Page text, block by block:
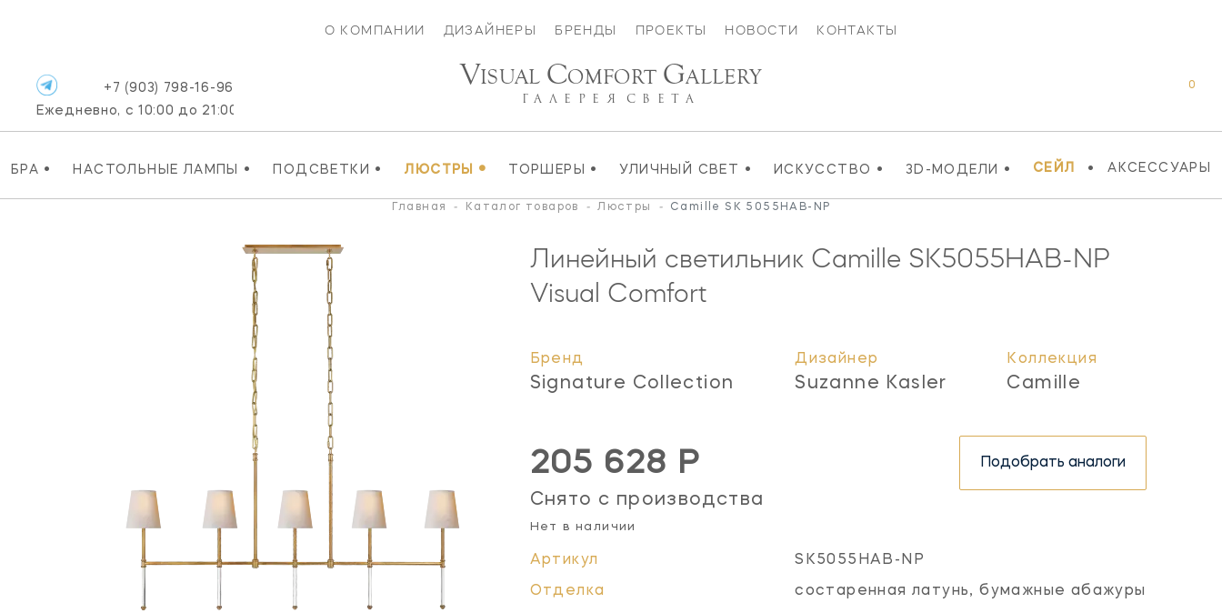
О КОМПАНИИ ДИЗАЙНЕРЫ БРЕНДЫ ПРОЕКТЫ НОВОСТИ КОНТАКТЫ
БРА • НАСТОЛЬНЫЕ ЛАМПЫ • ПОДСВЕТКИ • ЛЮСТРЫ • ТОРШЕРЫ • УЛИЧНЫЙ СВЕТ • ИСКУССТВО • 3D-МОДЕЛИ • СЕЙЛ • АКСЕССУАРЫ
+7 (903) 798-16-96
Ежедневно, с 10:00 до 21:00
0
VISUAL COMFORT GALLERY
ГАЛЕРЕЯ СВЕТА
Главная - Каталог товаров - Люстры - Camille SK 5055HAB-NP
Линейный светильник Camille SK5055HAB-NP
Visual Comfort
Бренд
Signature Collection
Дизайнер
Suzanne Kasler
Коллекция
Camille
205 628 Р
Снято с производства
Нет в наличии
Подобрать аналоги
Артикул SK5055HAB-NP
Отделка состаренная латунь, бумажные абажуры